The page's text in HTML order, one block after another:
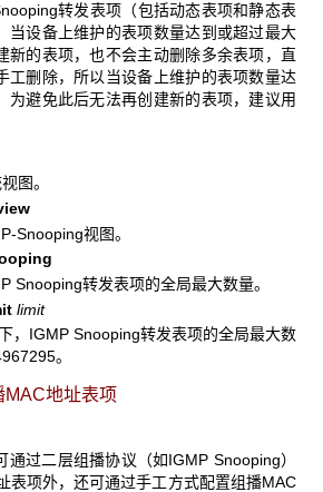
转发表项（包括动态表项和静态表
当设备上维护的表项数量达到或超过最大
新的表项，也不会主动删除多余表项，直
工删除，所以当设备上维护的表项数量达
为避免此后无法再创建新的表项，建议用
图。
视图。
Snooping转发表项的全局最大数量。
limit
，IGMP Snooping转发表项的全局最大数
。
地址表项
通过二层组播协议（如IGMP Snooping）
表项外，还可通过手工方式配置组播MAC